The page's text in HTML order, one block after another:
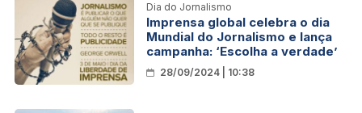
Dia do Jornalismo
Imprensa global celebra o dia
Mundial do Jornalismo e lança
campanha: ‘Escolha a verdade’
28/09/2024 | 10:38